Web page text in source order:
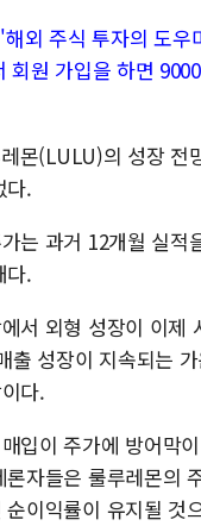
해외 주식 투자의 도
원 가입을 하면
몬(LULU)의 성장 전
다.
는 과거 12개월 실
다.
서 외형 성장이 이제
출 성장이 지속되는
다.
입이 주가에 방어막
자들은 룰루레몬의
이익률이 유지될 것